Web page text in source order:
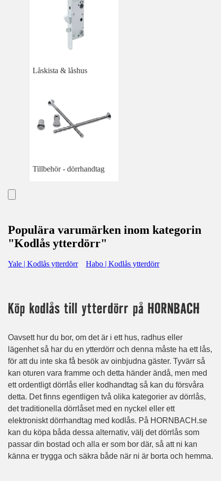
Låskista & låshus
Tillbehör - dörrhandtag
Populära varumärken inom kategorin
"Kodlås ytterdörr"
Yale | Kodlås ytterdörr Habo | Kodlås ytterdörr